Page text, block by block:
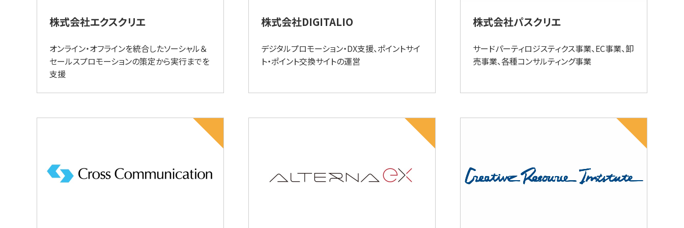
株式会社エクスクリエ
オンライン・オフラインを統合したソーシャル＆
セールスプロモーションの策定から実行までを
支援
株式会社DIGITALIO
デジタルプロモーション・DX支援、ポイントサイ
ト・ポイント交換サイトの運営
株式会社パスクリエ
サードパーティロジスティクス事業、EC事業、卸
売事業、各種コンサルティング事業